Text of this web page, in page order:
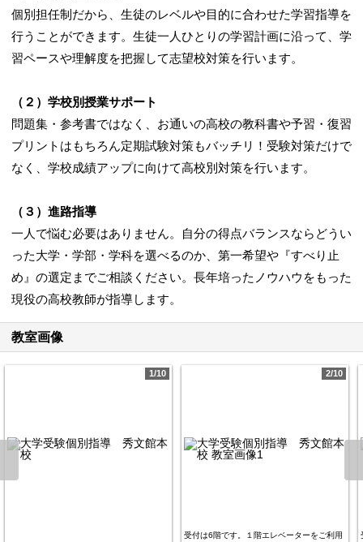
個別担任制だから、生徒のレベルや目的に合わせた学習指導を
行うことができます。生徒一人ひとりの学習計画に沿って、学
習ペースや理解度を把握して志望校対策を行います。
（２）学校別授業サポート
問題集・参考書ではなく、お通いの高校の教科書や予習・復習
プリントはもちろん定期試験対策もバッチリ！受験対策だけで
なく、学校成績アップに向けて高校別対策を行います。
（３）進路指導
一人で悩む必要はありません。自分の得点バランスならどうい
った大学・学部・学科を選べるのか、第一希望や『すべり止
め』の選定までご相談ください。長年培ったノウハウをもった
現役の高校教師が指導します。
教室画像
1/10 2/10
受付は6階です。１階エレベーターをご利用